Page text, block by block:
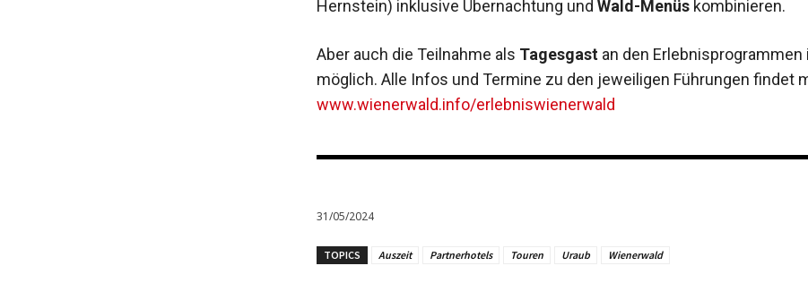
Hernstein) inklusive Übernachtung und Wald-Menüskombinieren.
Aber auch die Teilnahme als Tagesgastan den Erlebnisprogrammen
möglich. Alle Infos und Termine zu den jeweiligen Führungen findet
www.wienerwald.info/erlebniswienerwald
31/05/2024
TOPICS Auszeit Partnerhotels Touren Uraub Wienerwald